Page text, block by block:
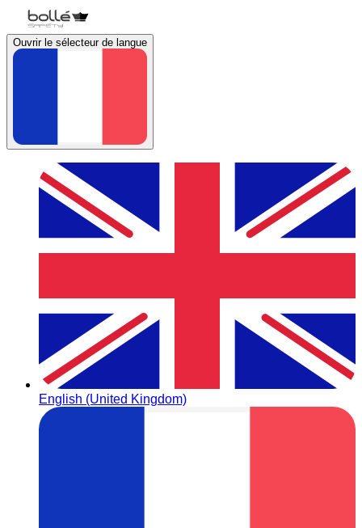
Ouvrir le sélecteur de langue
English (United Kingdom)